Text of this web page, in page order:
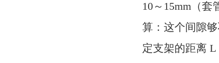
10～15mm（套
算：这个间隙
定支架的距离 L